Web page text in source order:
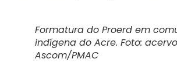
Formatura do Proerd em
indígena do Acre. Foto: acervo
Ascom/PMAC